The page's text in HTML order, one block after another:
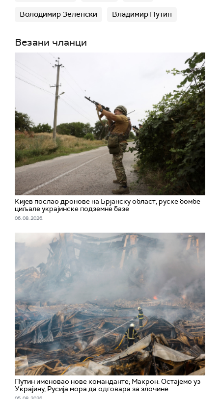
Володимир Зеленски Владимир Путин
Везани чланци
Кијев послао дронове на Брјанску област; руске бомбе
циљале украјинске подземне базе
06. 08. 2026.
Путин именовао нове команданте; Макрон: Остајемо уз
Украјину, Русија мора да одговара за злочине